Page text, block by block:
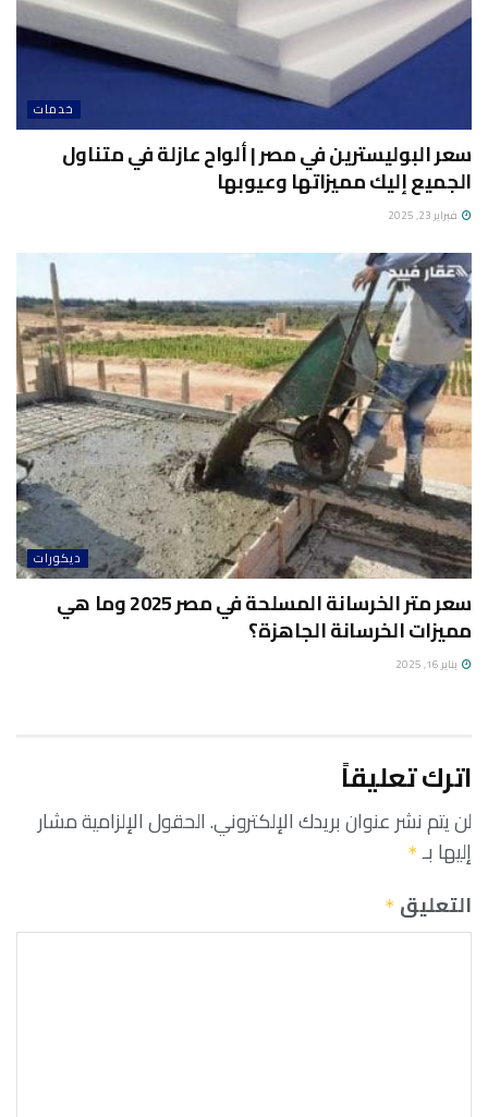
خدمات
سعر البوليسترين في مصر | ألواح عازلة في متناول
الجميع إليك مميزاتها وعيوبها
فبراير 23, 2025
ديكورات
سعر متر الخرسانة المسلحة في مصر 2025 وما هي
مميزات الخرسانة الجاهزة؟
يناير 16, 2025
اترك تعليقاً
لن يتم نشر عنوان بريدك الإلكتروني.الحقول الإلزامية مشار
إليها بـ *
التعليق *